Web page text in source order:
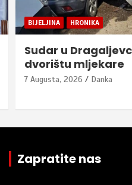
BIJELJINA HRONIKA
Sudar u
dvorištu mljekare
7 Augusta, 2026 Danka
Zapratite nas